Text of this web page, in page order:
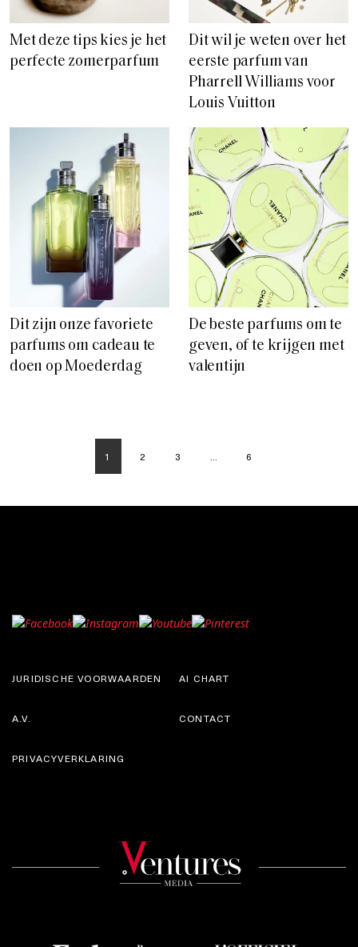
Met deze tips kies je het
perfecte zomerparfum
Dit wil je weten over het
eerste parfum van
Pharrell Williams voor
Louis Vuitton
Dit zijn onze favoriete
parfums om cadeau te
doen op Moederdag
De beste parfums om te
geven, of te krijgen met
valentijn
1 2 3 … 6
JURIDISCHE VOORWAARDEN
A.V.
AI CHART
CONTACT
PRIVACYVERKLARING